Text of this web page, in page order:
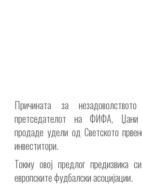
Причината за
претседателот на ФИФА,
продаде удели од Светското
инвеститори.
Токму овој предлог предизвика
европските фудбалски асоцијации.